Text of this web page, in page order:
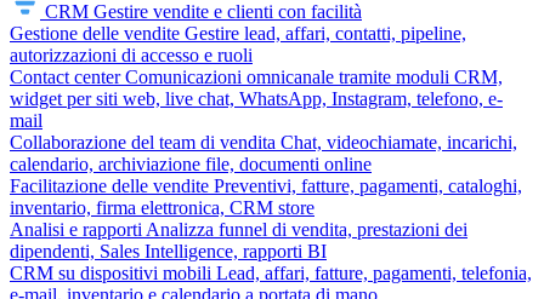
CRM Gestire vendite e clienti con facilità
Gestione delle vendite Gestire lead, affari, contatti, pipeline,
autorizzazioni di accesso e ruoli
Contact center Comunicazioni omnicanale tramite moduli CRM,
widget per siti web, live chat, WhatsApp, Instagram, telefono, e-
mail
Collaborazione del team di vendita Chat, videochiamate, incarichi,
calendario, archiviazione file, documenti online
Facilitazione delle vendite Preventivi, fatture, pagamenti, cataloghi,
inventario, firma elettronica, CRM store
Analisi e rapporti Analizza funnel di vendita, prestazioni dei
dipendenti, Sales Intelligence, rapporti BI
CRM su dispositivi mobili Lead, affari, fatture, pagamenti, telefonia,
e-mail, inventario e calendario a portata di mano